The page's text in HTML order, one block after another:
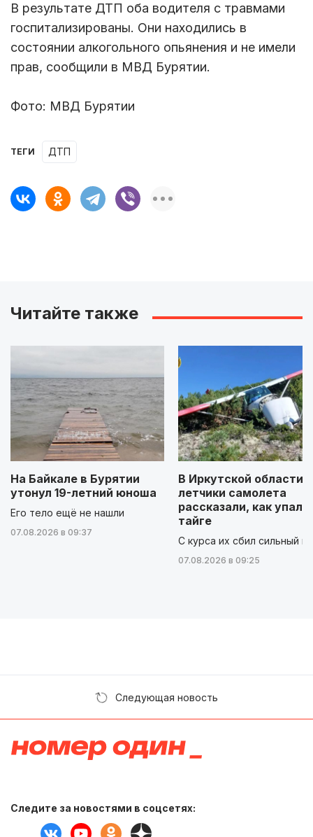
В результате ДТП оба водителя с травмами
госпитализированы. Они находились в
состоянии алкогольного опьянения и не имели
прав, сообщили в МВД Бурятии.
Фото: МВД Бурятии
ТЕГИ ДТП
Читайте также
На Байкале в Бурятии
утонул 19-летний юноша
Его тело ещё не нашли
07.08.2026 в 09:37
В Иркутской области
летчики самолета
рассказали, как упали
тайге
С курса их сбил сильный
07.08.2026 в 09:25
Следующая новость
Следите за новостями в соцсетях: